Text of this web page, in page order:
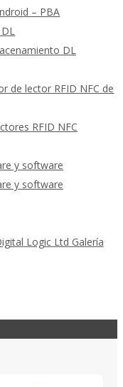
– PBA
DL
de lector RFID NFC de
RFID NFC
y software
y software
Logic Ltd Galería